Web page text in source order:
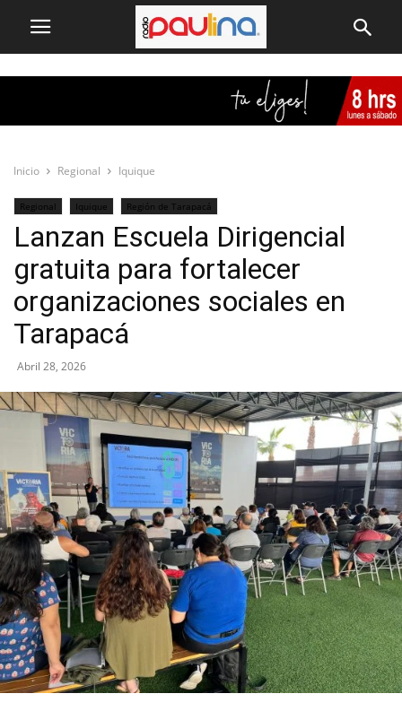
Inicio Regional Iquique
Regional Iquique Región de Tarapacá
Lanzan Escuela Dirigencial
gratuita para fortalecer
organizaciones sociales en
Tarapacá
Abril 28, 2026